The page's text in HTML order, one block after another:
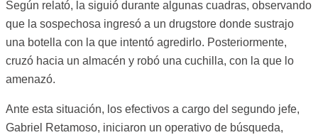
Según relató, la siguió durante algunas cuadras, observando
que la sospechosa ingresó a un drugstore donde sustrajo
una botella con la que intentó agredirlo. Posteriormente,
cruzó hacia un almacén y robó una cuchilla, con la que lo
amenazó.
Ante esta situación, los efectivos a cargo del segundo jefe,
Gabriel Retamoso, iniciaron un operativo de búsqueda,